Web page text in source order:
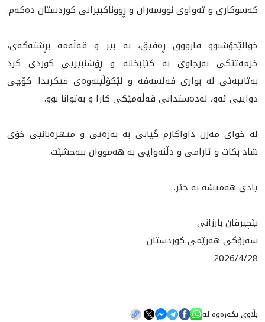
کەسوکاری و تەواوی نووسەران و ڕووناکبیرانی کوردستان دەکەم.
خوالێخۆشبوو فارووق ڕەفیق، بە بیر و قەڵەمە بڕشتەکەی،
خزمەتێکی به‌رچاوی بە کتێبخانە و ڕۆشنبیریی کوردی کرد
به‌تایبه‌تی لە بواری فەلسەفە و لێکۆڵینەوەی فیکریدا. کۆچی
دواییی ئه‌و، لەدەستدانی قەڵەمێکی کارا و به‌توانا بوو.
لە خوای مەزن داواکارم گیانی بە بەزەیی و میهرەبانیی خۆی
شاد بکات و ئارامی و دڵنەوایی بە هەمووان ببەخشێت.
یادی هەمیشە بە خێر.
نێچیرڤان بارزانی
سەرۆکی هەرێمی کوردستان
2026/4/28
بڵاوی بکەرەوە لە